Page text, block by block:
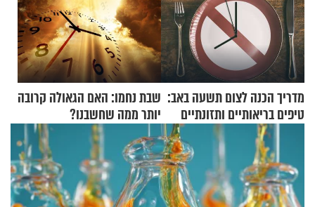
מדריך הכנה לצום תשעה באב:
טיפים בריאותיים ותזונתיים
לשמירה על הגוף
שבת נחמו: האם הגאולה קרובה
יותר ממה שחשבנו?